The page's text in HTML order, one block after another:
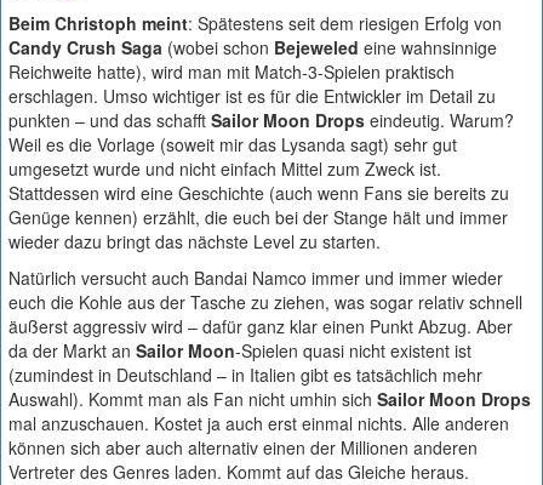
Beim Christoph meint: Spätestens seit dem riesigen Erfolg von
Candy Crush Saga (wobei schon Bejeweled eine wahnsinnige
Reichweite hatte), wird man mit Match-3-Spielen praktisch
erschlagen. Umso wichtiger ist es für die Entwickler im Detail zu
punkten – und das schafft Sailor Moon Drops eindeutig. Warum?
Weil es die Vorlage (soweit mir das Lysanda sagt) sehr gut
umgesetzt wurde und nicht einfach Mittel zum Zweck ist.
Stattdessen wird eine Geschichte (auch wenn Fans sie bereits zu
Genüge kennen) erzählt, die euch bei der Stange hält und immer
wieder dazu bringt das nächste Level zu starten.
Natürlich versucht auch Bandai Namco immer und immer wieder
euch die Kohle aus der Tasche zu ziehen, was sogar relativ schnell
äußerst aggressiv wird – dafür ganz klar einen Punkt Abzug. Aber
da der Markt an Sailor Moon-Spielen quasi nicht existent ist
(zumindest in Deutschland – in Italien gibt es tatsächlich mehr
Auswahl). Kommt man als Fan nicht umhin sich Sailor Moon Drops
mal anzuschauen. Kostet ja auch erst einmal nichts. Alle anderen
können sich aber auch alternativ einen der Millionen anderen
Vertreter des Genres laden. Kommt auf das Gleiche heraus.